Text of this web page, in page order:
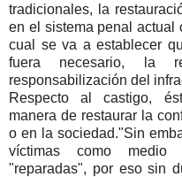
tradicionales, la
en el sistema penal actual
cual se va a establecer
fuera necesario, la
responsabilización del
Respecto al castigo,
manera de restaurar la
o en la sociedad."Sin
víctimas como
"reparadas", por eso sin